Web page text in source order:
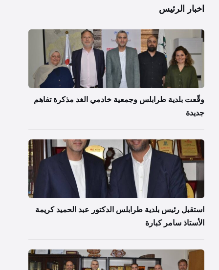
اخبار الرئيس
وقّعت بلدية طرابلس وجمعية خادمي الغد مذكرة تفاهم
جديدة
استقبل رئيس بلدية طرابلس الدكتور عبد الحميد كريمة
الأستاذ سامر كبارة